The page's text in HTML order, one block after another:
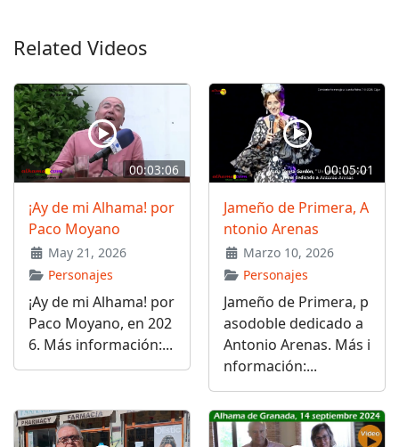
Related Videos
00:03:06
¡Ay de mi Alhama! por
Paco Moyano
May 21, 2026
Personajes
¡Ay de mi Alhama! por
Paco Moyano, en 202
6. Más información:...
00:05:01
Jameño de Primera, A
ntonio Arenas
Marzo 10, 2026
Personajes
Jameño de Primera, p
asodoble dedicado a
Antonio Arenas. Más i
nformación:...